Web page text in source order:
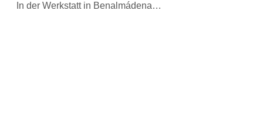
In der Werkstatt in Benalmádena…